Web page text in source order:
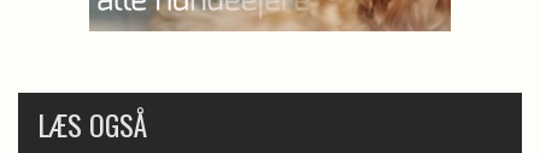
LÆS OGSÅ